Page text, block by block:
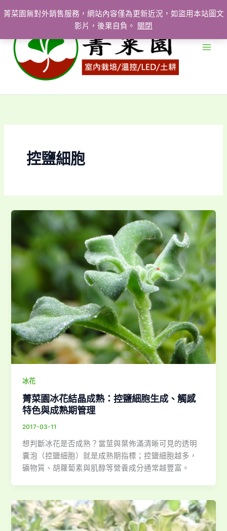
菁菜園無對外銷售服務，網站內容僅為更新近況，如盜用本站圖文
影片，後果自負。
關閉
至
要
控鹽細胞
冰花
菁菜園冰花結晶成熟：控鹽細胞生成、觸感
特色與成熟期管理
2017-03-11
想判斷冰花是否成熟？當莖與葉佈滿清晰可見的透明
囊泡（控鹽細胞）就是成熟期指標；控鹽細胞越多，
礦物質、胡蘿蔔素與肌醇等營養成分通常越豐富。